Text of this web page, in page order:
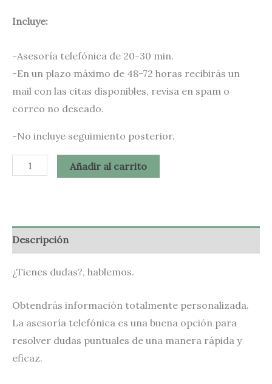
Incluye:
-Asesoría telefónica de 20-30 min.
-En un plazo máximo de 48-72 horas recibirás un
mail con las citas disponibles, revisa en spam o
correo no deseado.
-No incluye seguimiento posterior.
Añadir al carrito
Descripción
¿Tienes dudas?, hablemos.
Obtendrás información totalmente personalizada.
La asesoría telefónica es una buena opción para
resolver dudas puntuales de una manera rápida y
eficaz.